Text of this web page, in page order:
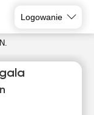
Logowanie